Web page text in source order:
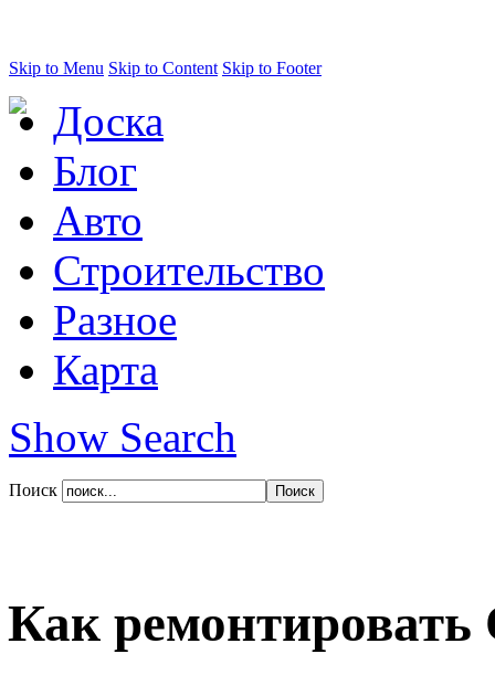
Skip to Menu Skip to Content Skip to Footer
Доска
Блог
Авто
Строительство
Разное
Карта
Show Search
Поиск
Как ремонтировать